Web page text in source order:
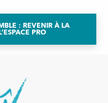
: REVENIR À LA
PRO